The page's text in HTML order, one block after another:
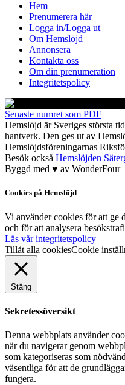
Hem
Prenumerera här
Logga in/Logga ut
Om Hemslöjd
Annonsera
Kontakta oss
Om din prenumeration
Integritetspolicy
Senaste numret som PDF
Hemslöjd är Sveriges största
hantverk. Den ges ut av
Hemslöjdsföreningarnas
Besök också Hemslöjden
Byggd med ♥ av WonderFour
Cookies på Hemslöjd
Vi använder cookies för att ge
och för att analysera
Läs vår integritetspolicy
Tillåt alla cookiesCookie
Stäng
Sekretessöversikt
Denna webbplats använder
när du navigerar genom
som kategoriseras som
väsentliga för att de
fungera.